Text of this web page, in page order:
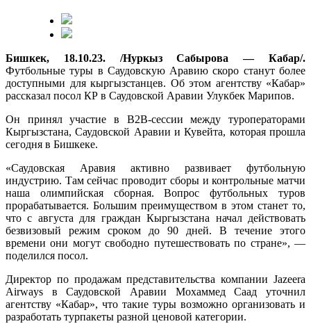
Бишкек, 18.10.23. /Нуркыз Сабырова — Кабар/.
Футбольные туры в Саудовскую Аравию скоро станут более
доступными для кыргызстанцев. Об этом агентству «Кабар»
рассказал посол КР в Саудовской Аравии Улукбек Марипов.
Он принял участие в B2B-сессии между туроператорами
Кыргызстана, Саудовской Аравии и Кувейта, которая прошла
сегодня в Бишкеке.
«Саудовская Аравия активно развивает футбольную
индустрию. Там сейчас проводит сборы и контрольные матчи
наша олимпийская сборная. Вопрос футбольных туров
прорабатывается. Большим преимуществом в этом станет то,
что с августа для граждан Кыргызстана начал действовать
безвизовый режим сроком до 90 дней. В течение этого
времени они могут свободно путешествовать по стране», —
поделился посол.
Директор по продажам представительства компании Jazeera
Airways в Саудовской Аравии Мохаммед Саад уточнил
агентству «Кабар», что такие туры возможно организовать и
разработать турпакеты разной ценовой категории.